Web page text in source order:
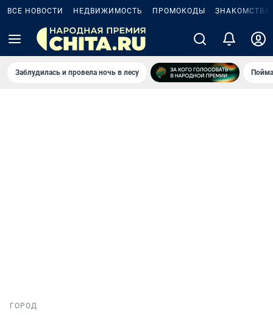
ВСЕ НОВОСТИ НЕДВИЖИМОСТЬ ПРОМОКОДЫ ЗНАКОМСТВА
Заблудилась и провела ночь в лесу
ГОРОД